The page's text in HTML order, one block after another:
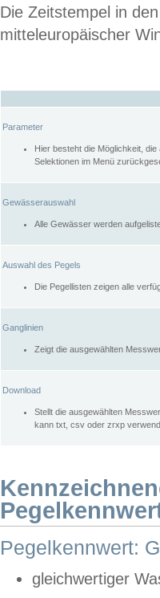
Die Zeitstempel in
mitteleuropäischer
Parameter
Hier besteht die Möglichkeit,
Selektionen im Menü
Gewässerauswahl
Alle Gewässer werden
Auswahl des Pegels
Die Pegellisten zeigen alle
Ganglinien
Zeigt die ausgewählten
Download
Stellt die ausgewählten
kann txt, csv oder zrxp
Pegelkennwert:
gleichwertiger